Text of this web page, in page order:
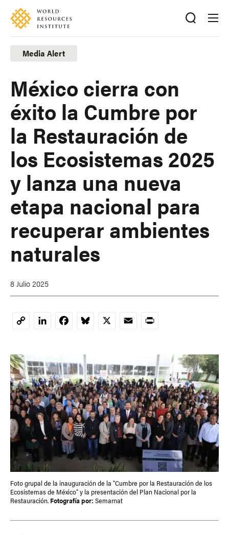
Skip
main
content
Accessibility
Media Alert
México cierra con
éxito la Cumbre por
la Restauración de
los Ecosistemas 2025
y lanza una nueva
etapa nacional para
recuperar ambientes
naturales
8 Julio 2025
CopyLinkedInFacebookBluesky
X EmailPrint
Foto grupal de la inauguración de la "Cumbre por la Restauración de los
Ecosistemas de México" y la presentación del Plan Nacional por la
Restauración. Fotografía por: Semarnat